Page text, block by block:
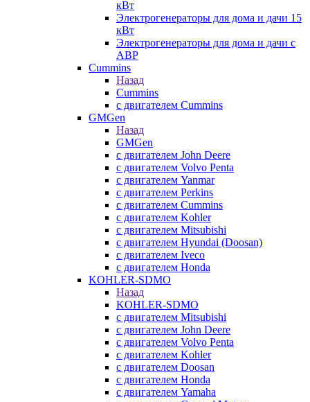
кВт
Электрогенераторы для дома и дачи 15
кВт
Электрогенераторы для дома и дачи с
АВР
Cummins
Назад
Cummins
с двигателем Cummins
GMGen
Назад
GMGen
с двигателем John Deere
с двигателем Volvo Penta
с двигателем Yanmar
с двигателем Perkins
с двигателем Cummins
с двигателем Kohler
с двигателем Mitsubishi
с двигателем Hyundai (Doosan)
с двигателем Iveco
с двигателем Honda
KOHLER-SDMO
Назад
KOHLER-SDMO
с двигателем Mitsubishi
с двигателем John Deere
с двигателем Volvo Penta
с двигателем Kohler
с двигателем Doosan
с двигателем Honda
с двигателем Yamaha